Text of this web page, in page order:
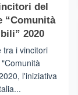
del
“Comunità
2020
tra i vincitori
l'iniziativa